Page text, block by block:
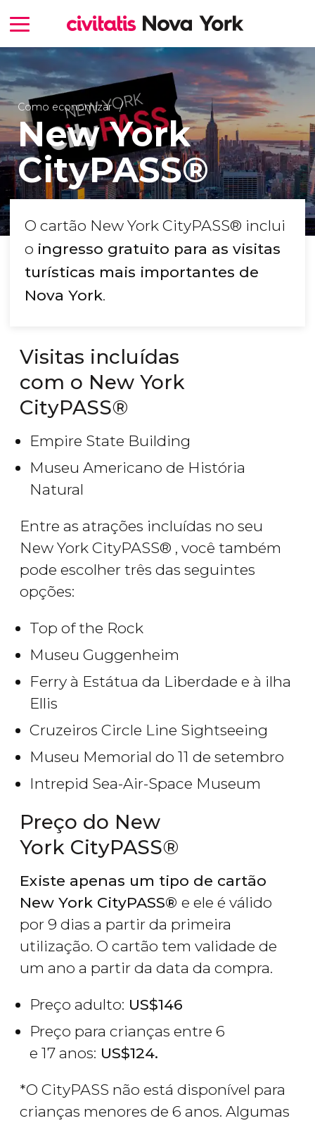
Como economizar
New York
CityPASS®
O cartão New York CityPASS® inclui
o ingresso gratuito para as visitas
turísticas mais importantes de
Nova York.
Visitas incluídas
com o New York
CityPASS®
Empire State Building
Museu Americano de História
Natural
Entre as atrações incluídas no seu
New York CityPASS® , você também
pode escolher três das seguintes
opções:
Top of the Rock
Museu Guggenheim
Ferry à Estátua da Liberdade e à ilha
Ellis
Cruzeiros Circle Line Sightseeing
Museu Memorial do 11 de setembro
Intrepid Sea-Air-Space Museum
Preço do New
York CityPASS®
Existe apenas um tipo de cartão
New York CityPASS® e ele é válido
por 9 dias a partir da primeira
utilização. O cartão tem validade de
um ano a partir da data da compra.
Preço adulto: US$146
Preço para crianças entre 6
e 17 anos: US$124.
*O CityPASS não está disponível para
crianças menores de 6 anos. Algumas